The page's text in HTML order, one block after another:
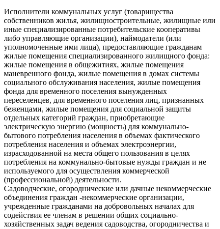
Исполнители коммунальных услуг (товарищества
собственников жилья, жилищно­строительные, жилищные или
иные специализированные потребительские кооперативы
либо управляющие организации), наймодатели (или
уполномоченные ими лица), предоставляющие гражданам
жилые помещения специализированного жилищного фонда:
жилые помещения в общежитиях, жилые помещения
маневренного фонда, жилые помещения в домах системы
социального обслуживания населения, жилые помещения
фонда для временного поселения вынужденных
переселенцев, для временного поселения лиц, признанных
беженцами, жилые помещения для социальной защиты
отдельных категорий граждан, приобретающие
электрическую энергию (мощность) для коммунально-
бытового потребления населения в объемах фактического
потребления населения и объемах электроэнергии,
израсходованной на места общего пользования в целях
потребления на коммунально-бытовые нужды граждан и не
используемого для осуществления коммерческой
(профессиональной) деятельности.
Садоводческие, огороднические или дачные некоммерческие
объединения граждан -некоммерческие организации,
учрежденные гражданами на добровольных началах для
содействия ее членам в решении общих социально-
хозяйственных задач ведения садоводства, огородничества и